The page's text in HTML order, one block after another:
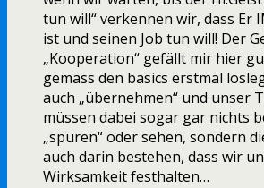
tun will“ verkennen wir, dass Er
ist und seinen Job tun will! Der
„Kooperation“ gefällt mir hier
gemäss den basics erstmal
auch „übernehmen“ und unser
müssen dabei sogar gar nichts
„spüren“ oder sehen, sondern
auch darin bestehen, dass wir
Wirksamkeit festhalten…